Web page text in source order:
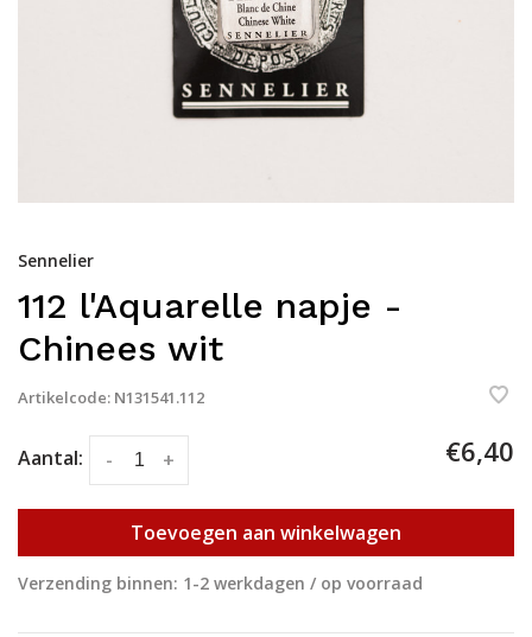
Sennelier
112 l'Aquarelle napje -
Chinees wit
Artikelcode: N131541.112
Aantal: +
- €6,40
Toevoegen aan winkelwagen
Verzending binnen: 1-2 werkdagen / op voorraad